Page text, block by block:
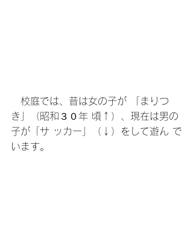
校庭では、昔は女の子が 「まりつ
き」（昭和３０年 頃↑）、現在は男の
子が「サ ッカー」（↓）をして遊ん で
います。